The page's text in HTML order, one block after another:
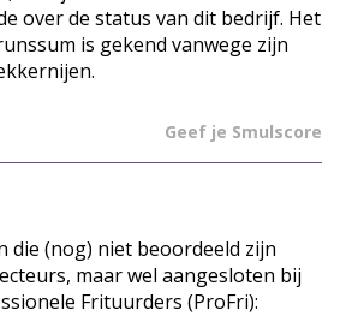
over de status van dit bedrijf. Het
is gekend vanwege zijn
Geef je Smulscore
die (nog) niet beoordeeld zijn
maar wel aangesloten bij
Frituurders (ProFri):